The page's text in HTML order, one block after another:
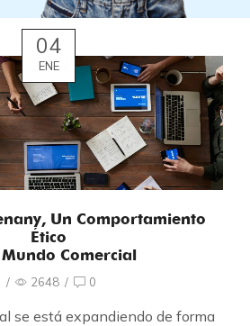
04
ENE
Un Comportamiento
Ético
Mundo Comercial
/ 2648 / 0
se está expandiendo de forma